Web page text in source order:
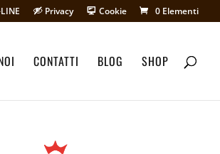
Privacy Cookie 0 Elementi
CONTATTI BLOG SHOP